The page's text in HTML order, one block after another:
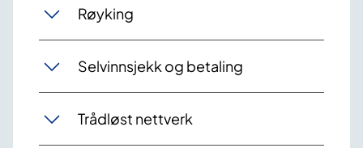
Røyking
Selvinnsjekk og betaling
Trådløst nettverk